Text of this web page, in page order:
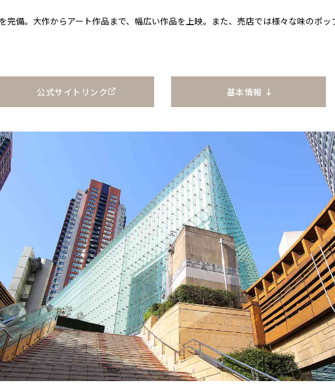
完備。大作からアート作品まで、幅広い作品を上映。また、売店では様々な味のポッ
公式サイトリンク 基本情報